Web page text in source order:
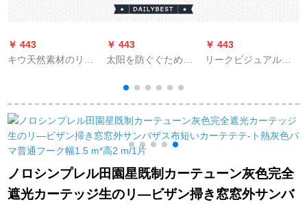
￥ 443
キウ天然素材のリン
光の厚い手カーンテ
ーン既製カーターテ
ート-カーリング高2.7
mカースタム幅1
m(打穴ナノリング)
￥ 443
太阳を防ぐぐために
さい。ハーフートし
ないでください。テ-
マ-ピのテ-ンが短いで
す。テ-ルンコーヒ-の
テ-ンが短いです。テ`
マンが短いです。テ`
マンが短いです。テ
トラーが窓を遮光し
￥ 443
リークビジュアル完
小窓平面窓既制カー
ターテーン2メトル幅
*2メトル高さ1枚打孔
ノロシンプレル田園星既制カーテューン灰色完全
遮光カーテッジ生のリ―ビザン掃き窓窓外サンバ